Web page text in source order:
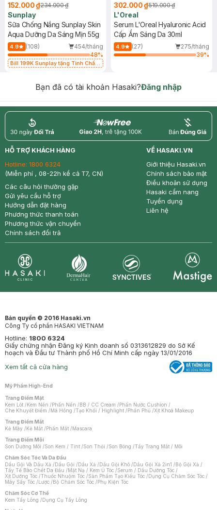
152.000 ₫234.000 ₫
Sunplay
Sữa Chống Nắng Sunplay Skin
Aqua Dưỡng Da Sáng Mịn 55g
4.9 (108)
454/tháng
48%
Bill 199K Sunplay tặng Tinh Chất
302.000 ₫519.000 ₫
L'Oreal
Serum L'Oreal Hyaluronic Acid
Cấp Ẩm Sáng Da 30ml
4.9 (27)
275/tháng
39%
Bạn đã có tài khoản Hasaki?Đăng nhập
return nowfree price
HỖ TRỢ KHÁCH HÀNG
Hotline: 1800 6324
(Miễn phí , 08-22h kể cả T7, CN)
Các câu hỏi thường gặp
Gửi yêu cầu hỗ trợ
Hướng dẫn đặt hàng
Phương thức thanh toán
Phương thức vận chuyển
Chính sách đổi trả
VỀ HASAKI.VN
Giới thiệu Hasaki.vn
Chính sách bảo mật
Điều khoản sử dụng
Hasaki cẩm nang
Tuyển dụng
Liên hệ
Bản quyền © 2016 Hasaki.vn
Công Ty cổ phần HASAKI VIETNAM
Hotline: 1800 6324
Giấy chứng nhận Đăng ký Kinh doanh số 0313612829 do Sở Kế
hoạch và Đầu tư Thành phố Hồ Chí Minh cấp ngày 13/01/2016
Xem tất cả cửa hàng
Mỹ Phẩm High-End
Trang Điểm Mặt
Kem Lót /Kem Nền /Phấn Nền /BB / CC Cream /Phấn Nước Cushion /
Che Khuyết Điểm /Má Hồng /Tạo Khối / Highlight /Phấn Phủ /Xịt Khoá Makeup
Trang Điểm Mắt
Kẻ Mày /Kẻ Mắt /Phấn Mắt /Mascara
Trang Điểm Môi
Son Dưỡng Môi /Son Kem / Tint /Son Thỏi /Son Bóng /Tẩy Trang Mắt / Môi
Chăm Sóc Tóc Và Da Đầu
Dầu Gội Và Dầu Xả /Dầu Gội /Dầu Xả /Dầu Gội Khô /Dầu Gội Xả 2in1 /Bộ Gội Xả /
Tẩy Tế Bào Chết Da Đầu /Mặt Nạ / Kem Ủ Tóc /Serum / Dầu Dưỡng Tóc /
Xịt Dưỡng Tóc /Thuốc Nhuộm Tóc /Sản Phẩm Tạo Kiểu Tóc /Dụng Cụ Chăm Sóc Tóc /
Máy Sấy Tóc /Lược /Bộ Chăm Sóc Tóc /Phụ Kiện Tóc
Chăm Sóc Cơ Thể
Kem Tẩy Lông /Dụng Cụ Tẩy Lông